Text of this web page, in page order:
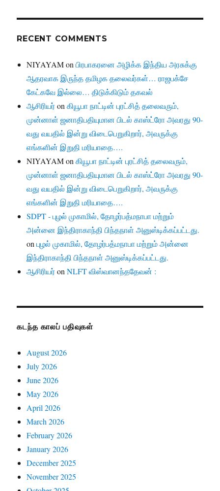
RECENT COMMENTS
NIYAYAMonபிரபாகரனை அழிக்க இந்திய அரசுக்கு
ஆதரவாக இருந்த தமிழக தலைவர்கள்… ராஜபக்சே
கேட்கவே இல்லை… திடுக்கிடும் தகவல்
ஆசிரியர்onகியூபா நாட்டின் புரட்சித் தலைவரும்,
முன்னாள் ஜனாதிபதியுமான பிடல் காஸ்ட்ரோ அவரது 90-
வது வயதில் இன்று விடைபெறுகிறார், அவருக்கு
எங்களின் இறுதி மரியாதை….
NIYAYAMonகியூபா நாட்டின் புரட்சித் தலைவரும்,
முன்னாள் ஜனாதிபதியுமான பிடல் காஸ்ட்ரோ அவரது 90-
வது வயதில் இன்று விடைபெறுகிறார், அவருக்கு
எங்களின் இறுதி மரியாதை….
SDPT - புழல் முகாமில், தோழர்பத்மநாபா மற்றும்
அன்னை இந்திராகாந்தி பிந்தநாள் அனுஸ்டிக்கப்பட்டது.
onபுழல் முகாமில், தோழர்பத்மநாபா மற்றும் அன்னை
இந்திராகாந்தி பிந்தநாள் அனுஸ்டிக்கப்பட்டது.
ஆசிரியர்onNLFT விஸ்வானந்ததேவன் :
கடந்த காலப் பதிவுகள்
August 2026
July 2026
June 2026
May 2026
April 2026
March 2026
February 2026
January 2026
December 2025
November 2025